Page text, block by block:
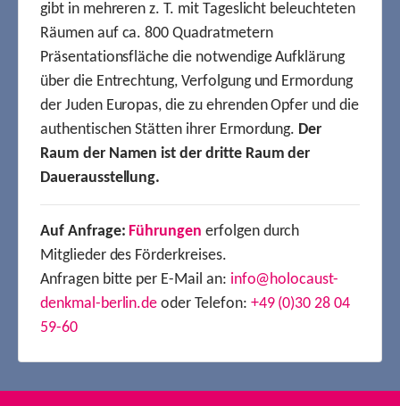
gibt in mehreren z. T. mit Tageslicht beleuchteten
Räumen auf ca. 800 Quadratmetern
Präsentationsfläche die notwendige Aufklärung
über die Entrechtung, Verfolgung und Ermordung
der Juden Europas, die zu ehrenden Opfer und die
authentischen Stätten ihrer Ermordung. Der
Raum der Namen ist der dritte Raum der
Dauerausstellung.
Auf Anfrage: Führungen erfolgen durch
Mitglieder des Förderkreises.
Anfragen bitte per E-Mail an: info@holocaust-
denkmal-berlin.de oder Telefon: +49 (0)30 28 04
59-60